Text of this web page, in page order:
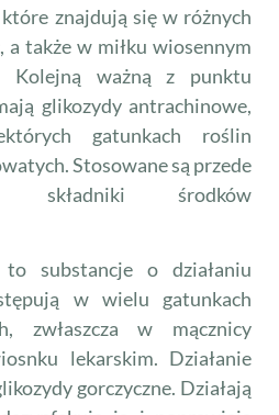
znajdują się w różnych
a także w miłku wiosennym
Kolejną ważną z punktu
glikozydy antrachinowe,
gatunkach roślin
Stosowane są przede
składniki środków
substancje o działaniu
w wielu gatunkach
zwłaszcza w mącznicy
lekarskim. Działanie
gorczyczne. Działają